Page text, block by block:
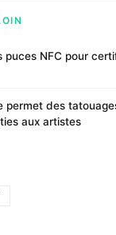
puces NFC pour
permet des
aux artistes